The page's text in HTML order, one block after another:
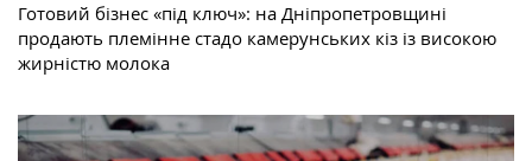
Готовий бізнес «під ключ»: на Дніпропетровщині
продають племінне стадо камерунських кіз із високою
жирністю молока